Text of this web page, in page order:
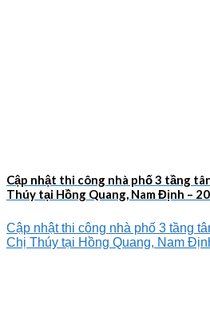
Cập nhật thi công nhà phố 3 tầng
Thúy tại Hồng Quang, Nam Định –
Cập nhật thi công nhà phố 3 tầng
Chị Thúy tại Hồng Quang, Nam